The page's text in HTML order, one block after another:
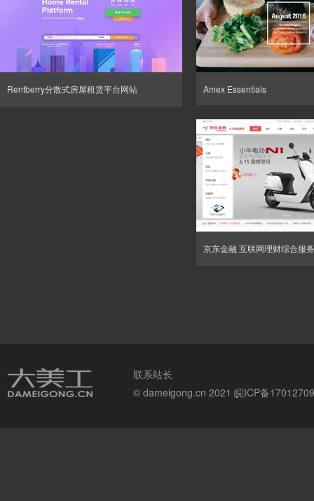
Rentberry分散式房屋租赁平台网站 Amex Essentials
京东金融 互联网理财综合服
联系站长
© dameigong.cn 2021 皖ICP备